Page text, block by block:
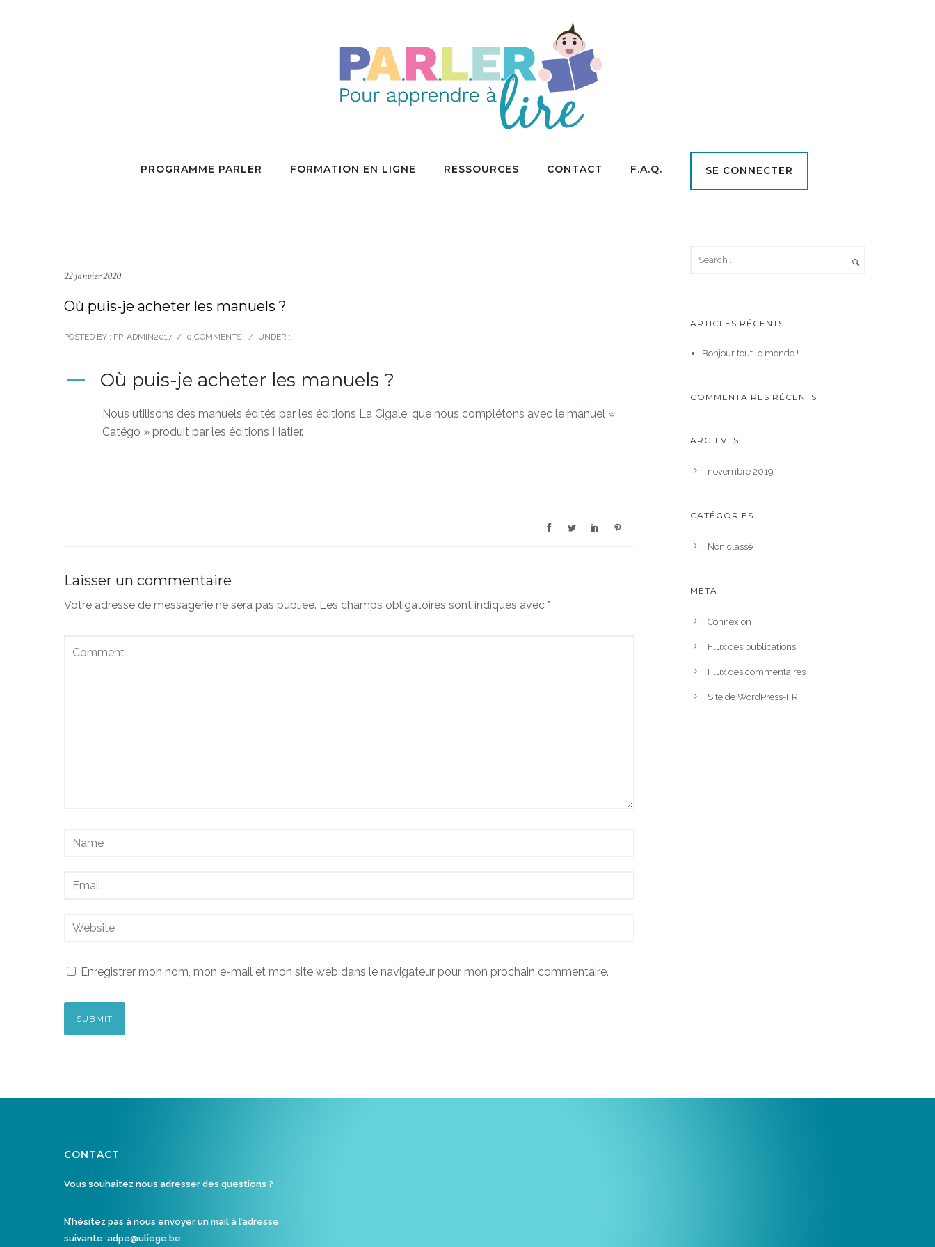
PROGRAMME PARLER FORMATION EN LIGNE RESSOURCES CONTACT F.A.Q. SE CONNECTER
22 janvier 2020
Où puis-je acheter les manuels ?
POSTED BY : PP-ADMIN2017 / 0 COMMENTS / UNDER :
A Où puis-je acheter les manuels ?
Nous utilisons des manuels édités par les éditions La Cigale, que nous complétons avec le manuel «
Catégo » produit par les éditions Hatier.
Laisser un commentaire
Votre adresse de messagerie ne sera pas publiée. Les champs obligatoires sont indiqués avec *
Enregistrer mon nom, mon e-mail et mon site web dans le navigateur pour mon prochain commentaire.
ARTICLES RÉCENTS
Bonjour tout le monde !
COMMENTAIRES RÉCENTS
ARCHIVES
novembre 2019
CATÉGORIES
Non classé
MÉTA
Connexion
Flux des publications
Flux des commentaires
Site de WordPress-FR
CONTACT
Vous souhaitez nous adresser des questions ?
N’hésitez pas à nous envoyer un mail à l’adresse
suivante: adpe@uliege.be